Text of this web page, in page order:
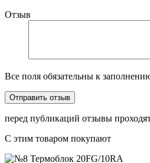
Отзыв
Все поля обязательны к
перед публикаций отзывы
С этим товаром покупают